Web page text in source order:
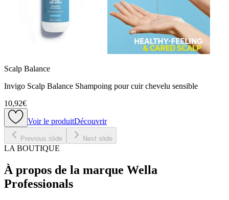
Scalp Balance
Invigo Scalp Balance Shampoing pour cuir chevelu sensible
10,92€
Voir le produitDécouvrir
Previous slide Next slide
LA BOUTIQUE
À propos de la marque Wella
Professionals